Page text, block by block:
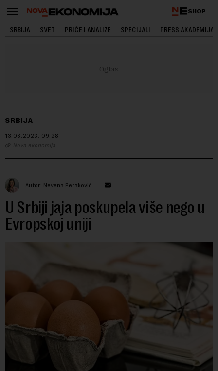
SHOP
SRBIJA SVET PRIČE I ANALIZE SPECIJALI PRESS AKADEMIJA
SRBIJA
13.03.2023. 09:28
Nova ekonomija
Autor: Nevena Petaković
U Srbiji jaja poskupela više nego u
Evropskoj uniji